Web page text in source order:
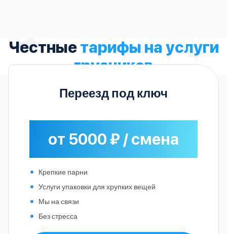
Честныетарифы на услуги
грузчиков
Переезд под ключ
от 5000 ₽ / смена
Крепкие парни
Услуги упаковки для хрупких вещей
Мы на связи
Без стресса